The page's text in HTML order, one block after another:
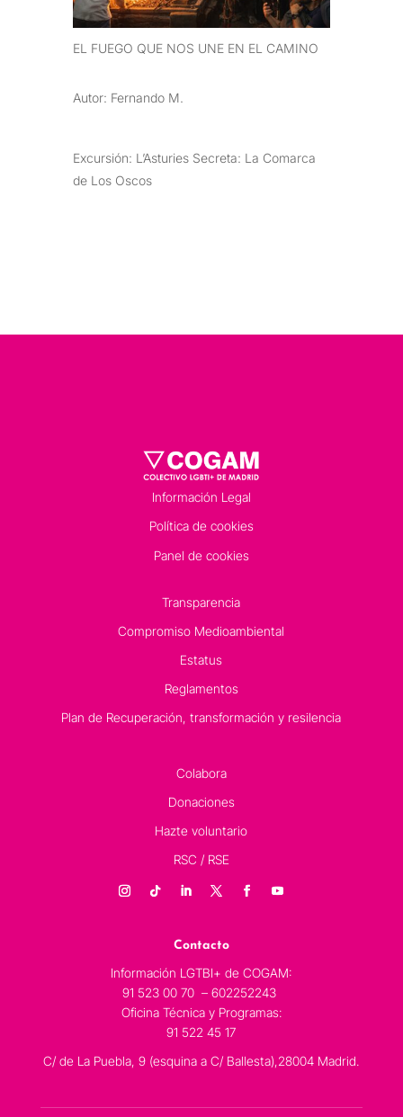
EL FUEGO QUE NOS UNE EN EL CAMINO
Autor: Fernando M.
Excursión: L’Asturies Secreta: La Comarca
de Los Oscos
Información Legal
Política de cookies
Panel de cookies
Transparencia
Compromiso Medioambiental
Estatus
Reglamentos
Plan de Recuperación, transformación y resilencia
Colabora
Donaciones
Hazte voluntario
RSC / RSE
Contacto
Información LGTBI+ de COGAM:
91 523 00 70 – 602252243
Oficina Técnica y Programas:
91 522 45 17
C/ de La Puebla, 9 (esquina a C/ Ballesta),28004 Madrid.